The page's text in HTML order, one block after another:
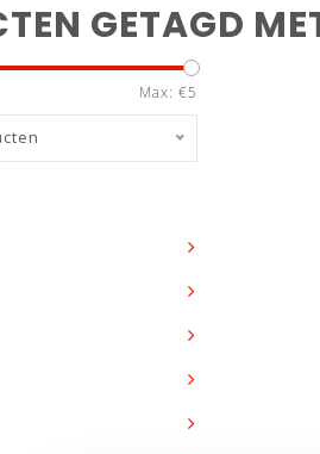
GETAGD
Max: €5